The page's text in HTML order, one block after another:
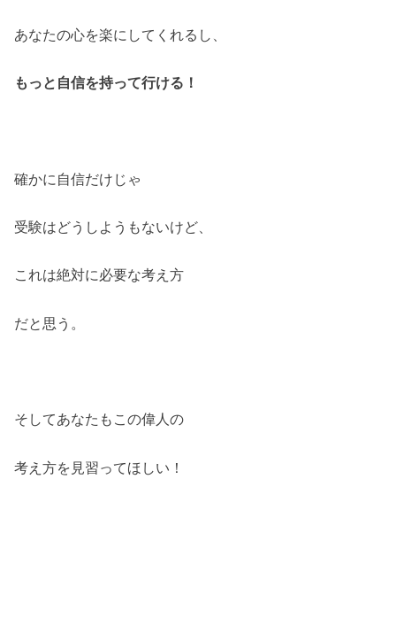
あなたの心を楽にしてくれるし、
もっと自信を持って行ける！
確かに自信だけじゃ
受験はどうしようもないけど、
これは絶対に必要な考え方
だと思う。
そしてあなたもこの偉人の
考え方を見習ってほしい！